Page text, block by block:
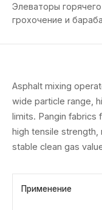
Элеваторы
грохочение и
Asphalt mixing
wide particle range,
limits. Pangin fabrics
high tensile strength,
stable clean gas
Применение